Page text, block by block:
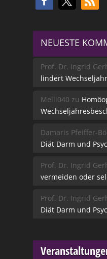
NEUESTE
Prof. Dr. Ingrid
lindert
Melli040 zu
Damaris Pfeiffer-
Diät Darm und
Prof. Dr. Ingrid
vermeiden oder
Prof. Dr. Ingrid
Diät Darm und